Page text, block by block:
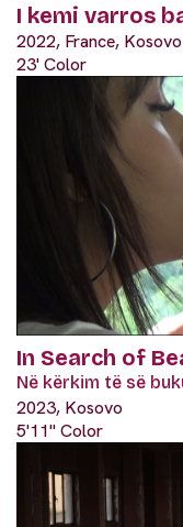
I kemi varros
2022, France, Kosovo
23' Color
In Search of
Në kërkim të së
2023, Kosovo
5'11" Color